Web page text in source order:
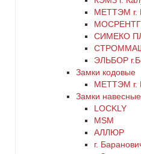
МЕТТЭМ г.
СИМЕКО
ЭЛЬБОР
Замки кодовые
МЕТТЭМ г.
Замки навесные
LOCKLY
MSM
АЛЛЮР
г.